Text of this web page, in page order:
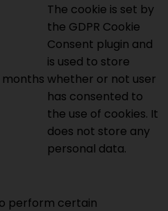
months
The cookie is set by
the GDPR Cookie
Consent plugin and
is used to store
whether or not user
has consented to
the use of cookies. It
does not store any
personal data.
perform certain